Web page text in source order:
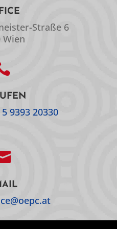
Straße 6
Wien
9393 20330